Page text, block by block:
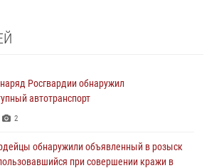
Росгвардии обнаружил
автотранспорт
2
обнаружили объявленный в розыск
при совершении кражи в